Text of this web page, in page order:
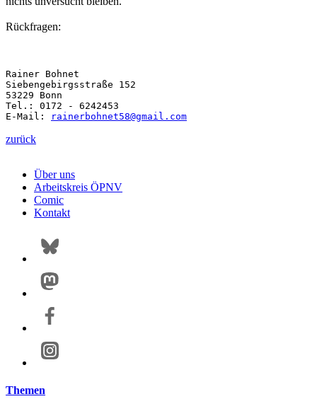
Rückfragen:
Rainer Bohnet
Siebengebirgsstraße 152
53229 Bonn
Tel.: 0172 - 6242453
E-Mail:
rainerbohnet58@gmail.com
zurück
Über uns
Arbeitskreis ÖPNV
Comic
Kontakt
Themen